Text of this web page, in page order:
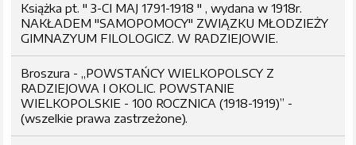
Książka pt. " 3-CI MAJ 1791-1918 " , wydana w 1918r.
NAKŁADEM "SAMOPOMOCY" ZWIĄZKU MŁODZIEŻY
GIMNAZYUM FILOLOGICZ. W RADZIEJOWIE.
Broszura - „POWSTAŃCY WIELKOPOLSCY Z
RADZIEJOWA I OKOLIC. POWSTANIE
WIELKOPOLSKIE - 100 ROCZNICA (1918-1919)” -
(wszelkie prawa zastrzeżone).